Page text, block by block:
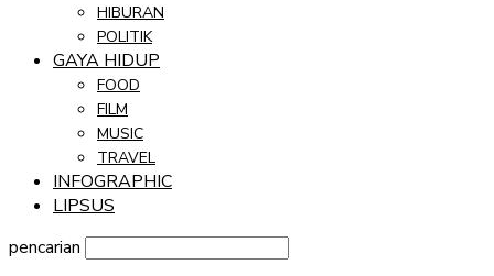
HIBURAN
POLITIK
GAYA HIDUP
FOOD
FILM
MUSIC
TRAVEL
INFOGRAPHIC
LIPSUS
pencarian